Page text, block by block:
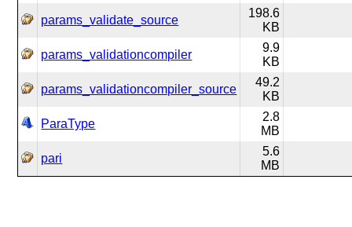
params_validate_source
198.6
KB
params_validationcompiler
9.9
KB
params_validationcompiler_source
49.2
KB
ParaType
2.8
MB
pari
5.6
MB